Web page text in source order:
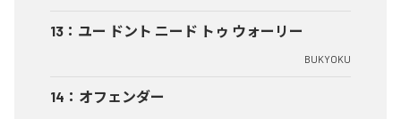
13 ： ユー ドント ニード トゥ ウォーリー
BUKYOKU
14 ： オフェンダー